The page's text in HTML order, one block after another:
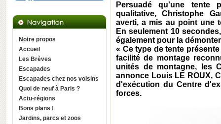
Notre propos
Accueil
Les Brèves
Escapades
Escapades chez nos voisins
Quoi de neuf à Paris ?
Actu-régions
Bons plans !
Jardins, parcs et zoos
Persuadé qu'une tente
qualitative, Christophe
averti, a mis au point une
En seulement 10
également pour la
« Ce type de tente
facilité de montage
unités de montagne, les
annonce Louis LE ROUX,
d'exécution du Centre
forces.